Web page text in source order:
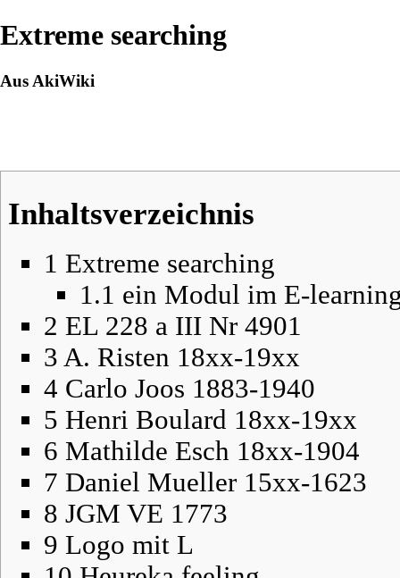
Extreme searching
Aus AkiWiki
Inhaltsverzeichnis
1 Extreme searching
1.1 ein Modul im E-
2 EL 228 a III Nr 4901
3 A. Risten 18xx-19xx
4 Carlo Joos 1883-1940
5 Henri Boulard 18xx-19xx
6 Mathilde Esch 18xx-1904
7 Daniel Mueller 15xx-1623
8 JGM VE 1773
9 Logo mit L